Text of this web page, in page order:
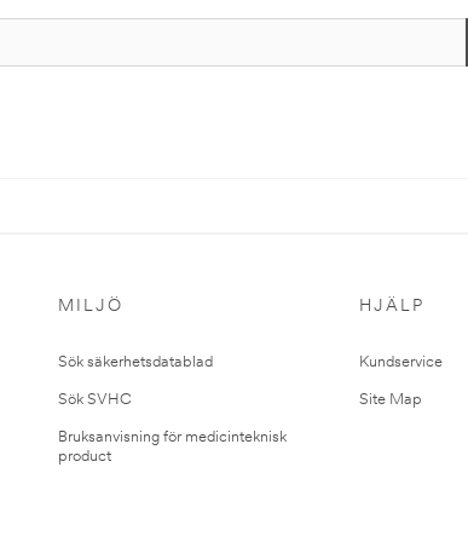
MILJÖ
Sök säkerhetsdatablad
Sök SVHC
Bruksanvisning för medicinteknisk
product
HJÄLP
Kundservice
Site Map